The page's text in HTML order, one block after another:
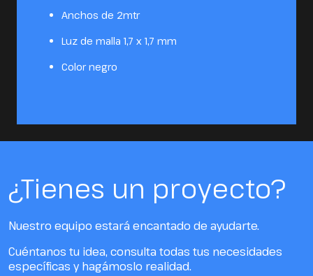
Anchos de 2mtr
Luz de malla 1,7 x 1,7 mm
Color negro
¿Tienes un proyecto?
Nuestro equipo estará encantado de ayudarte.
Cuéntanos tu idea, consulta todas tus necesidades
específicas y hagámoslo realidad.